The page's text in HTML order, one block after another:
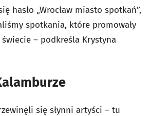
hasło „Wrocław miasto spotkań”,
spotkania, które promowały
świecie – podkreśla Krystyna
się słynni artyści – tu